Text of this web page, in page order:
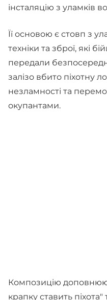
інсталяцію з уламків
Її основою є стовп з
техніки та зброї, які
передали
залізо вбито піхотну
незламності та
окупантами.
Композицію
крапку ставить піхота"